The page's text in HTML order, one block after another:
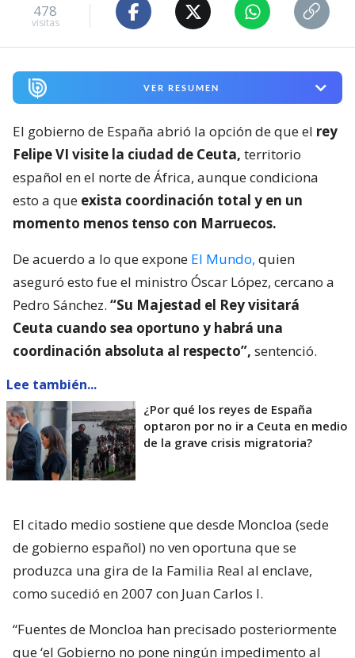
478
visitas
VER RESUMEN
El gobierno de España abrió la opción de que el rey
Felipe VI visite la ciudad de Ceuta, territorio
español en el norte de África, aunque condiciona
esto a que exista coordinación total y en un
momento menos tenso con Marruecos.
De acuerdo a lo que expone El Mundo, quien
aseguró esto fue el ministro Óscar López, cercano a
Pedro Sánchez. “Su Majestad el Rey visitará
Ceuta cuando sea oportuno y habrá una
coordinación absoluta al respecto”, sentenció.
Lee también...
¿Por qué los reyes de España
optaron por no ir a Ceuta en medio
de la grave crisis migratoria?
El citado medio sostiene que desde Moncloa (sede
de gobierno español) no ven oportuna que se
produzca una gira de la Familia Real al enclave,
como sucedió en 2007 con Juan Carlos I.
“Fuentes de Moncloa han precisado posteriormente
que ‘el Gobierno no pone ningún impedimento al